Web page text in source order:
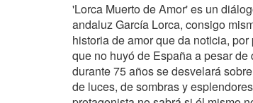
'Lorca Muerto de Amor' es un
andaluz García Lorca, consigo
historia de amor que da noticia,
que no huyó de España a pesar
durante 75 años se desvelará
de luces, de sombras y